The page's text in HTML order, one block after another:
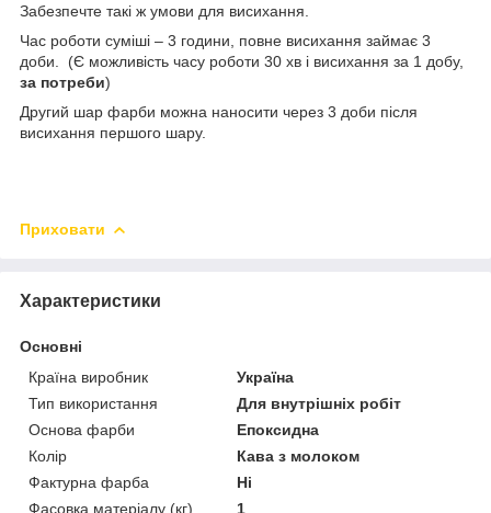
Забезпечте такі ж умови для висихання.
Час роботи суміші – 3 години, повне висихання займає 3
доби. (Є можливість часу роботи 30 хв і висихання за 1 добу,
за потреби)
Другий шар фарби можна наносити через 3 доби після
висихання першого шару.
Приховати
Характеристики
Основні
Країна виробник
Україна
Тип використання
Для внутрішніх робіт
Основа фарби
Епоксидна
Колір
Кава з молоком
Фактурна фарба
Ні
Фасовка матеріалу (кг)
1